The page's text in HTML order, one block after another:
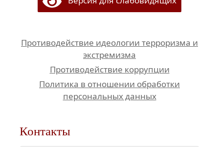
Противодействие идеологии терроризма и
экстремизма
Противодействие коррупции
Политика в отношении обработки
персональных данных
Контакты